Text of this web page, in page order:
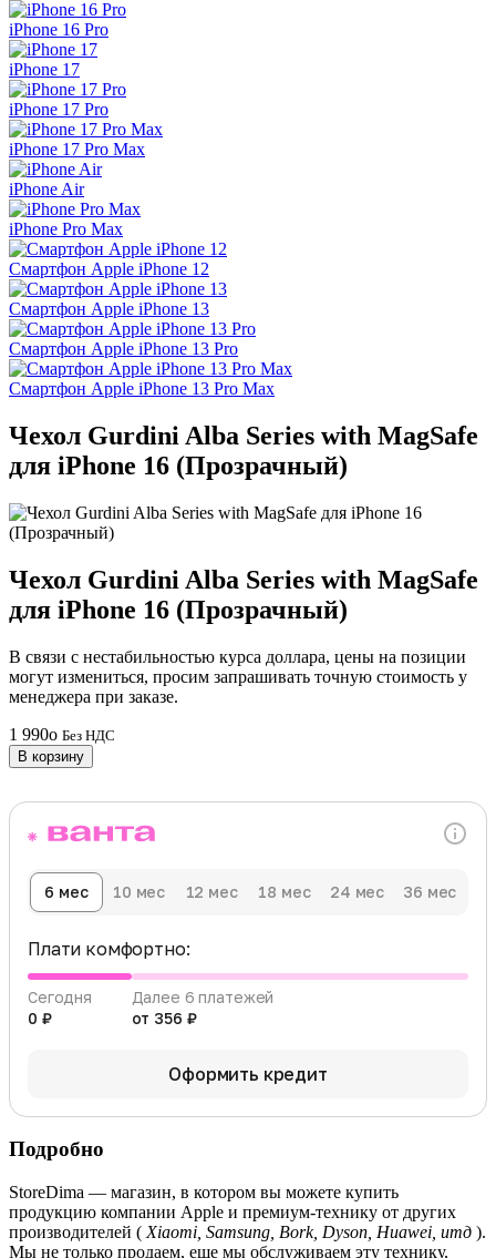
iPhone 16 Pro
iPhone 17
iPhone 17 Pro
iPhone 17 Pro Max
iPhone Air
iPhone Pro Max
Смартфон Apple iPhone 12
Смартфон Apple iPhone 13
Смартфон Apple iPhone 13 Pro
Смартфон Apple iPhone 13 Pro Max
Чехол Gurdini Alba Series with MagSafe
для iPhone 16 (Прозрачный)
Чехол Gurdini Alba Series with MagSafe
для iPhone 16 (Прозрачный)
В связи с нестабильностью курса доллара, цены на позиции
могут измениться, просим запрашивать точную стоимость у
менеджера при заказе.
1 990o Без НДС
В корзину
6 мес 10 мес 12 мес 18 мес 24 мес 36 мес
Плати комфортно:
Сегодня
0 ₽
Далее 6 платежей
от 356 ₽
Оформить кредит
Подробно
StoreDima — магазин, в котором вы можете купить
продукцию компании Apple и премиум-технику от других
производителей ( Xiaomi, Samsung, Bork, Dyson, Huawei, итд ).
Мы не только продаем, еще мы обслуживаем эту технику,